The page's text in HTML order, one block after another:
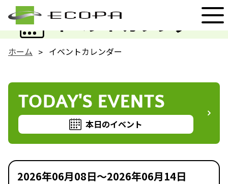
イベントカレンダー
EVENT
ホーム イベントカレンダー
TODAY'S EVENTS
本日のイベント
2026年06月08日～2026年06月14日